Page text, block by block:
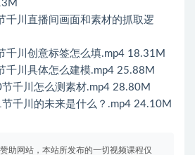
千川直播间画面和素材的抓取逻
千川创意标签怎么填.mp4 18.31M
千川具体怎么建模.mp4 25.88M
千川怎么测素材.mp4 28.80M
千川的未来是什么？.mp4 24.10M
助网站，本站所发布的一切视频课程仅